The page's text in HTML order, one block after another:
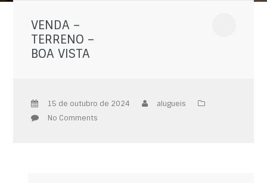
VENDA –
TERRENO –
BOA VISTA
15 de outubro de 2024
alugueis
No Comments